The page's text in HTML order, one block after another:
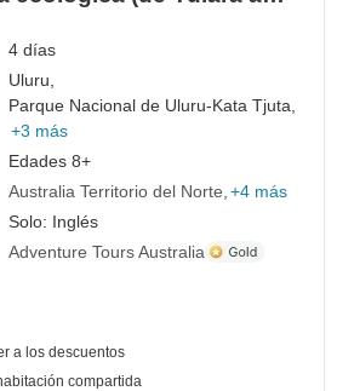
4 días
Uluru,
Parque Nacional de Uluru-Kata Tjuta,
+3 más
Edades 8+
Australia Territorio del Norte +4 más
Solo: Inglés
Adventure Tours Australia
a los descuentos
compartida